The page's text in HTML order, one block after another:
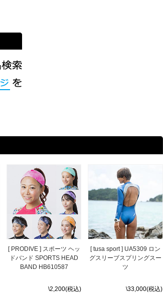
[ PRODIVE ] スポーツ ヘッ
ドバンド SPORTS HEAD
BAND HB610587
\2,200(税込)
[ tusa sport ] UA5309 ロン
グスリーブスプリングスー
ツ
\33,000(税込)